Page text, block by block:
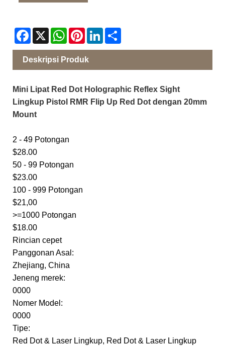
Facebook
X WhatsAppPinterestLinkedIn
Deskripsi Produk
Mini Lipat Red Dot Holographic Reflex Sight
Lingkup Pistol RMR Flip Up Red Dot dengan 20mm
Mount
2 - 49 Potongan
$28.00
50 - 99 Potongan
$23.00
100 - 999 Potongan
$21,00
>=1000 Potongan
$18.00
Rincian cepet
Panggonan Asal:
Zhejiang, China
Jeneng merek:
0000
Nomer Model:
0000
Tipe:
Red Dot & Laser Lingkup, Red Dot & Laser Lingkup